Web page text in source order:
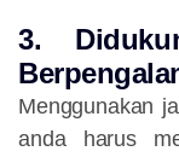
3.
Menggunakan
anda harus